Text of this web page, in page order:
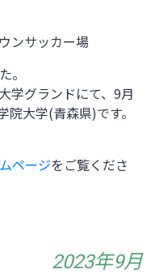
ンサッカー場
。
学グランドにて、9月
大学(青森県)です。
ページをご覧くださ
2023年9月